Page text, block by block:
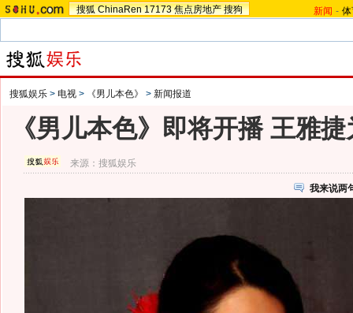
搜狐 ChinaRen 17173 焦点房地产 搜狗 新闻 -
搜狐娱乐 > 电视 > 《男儿本色》 > 新闻报道
《男儿本色》即将开播 王雅
来源：搜狐娱乐
我来说两